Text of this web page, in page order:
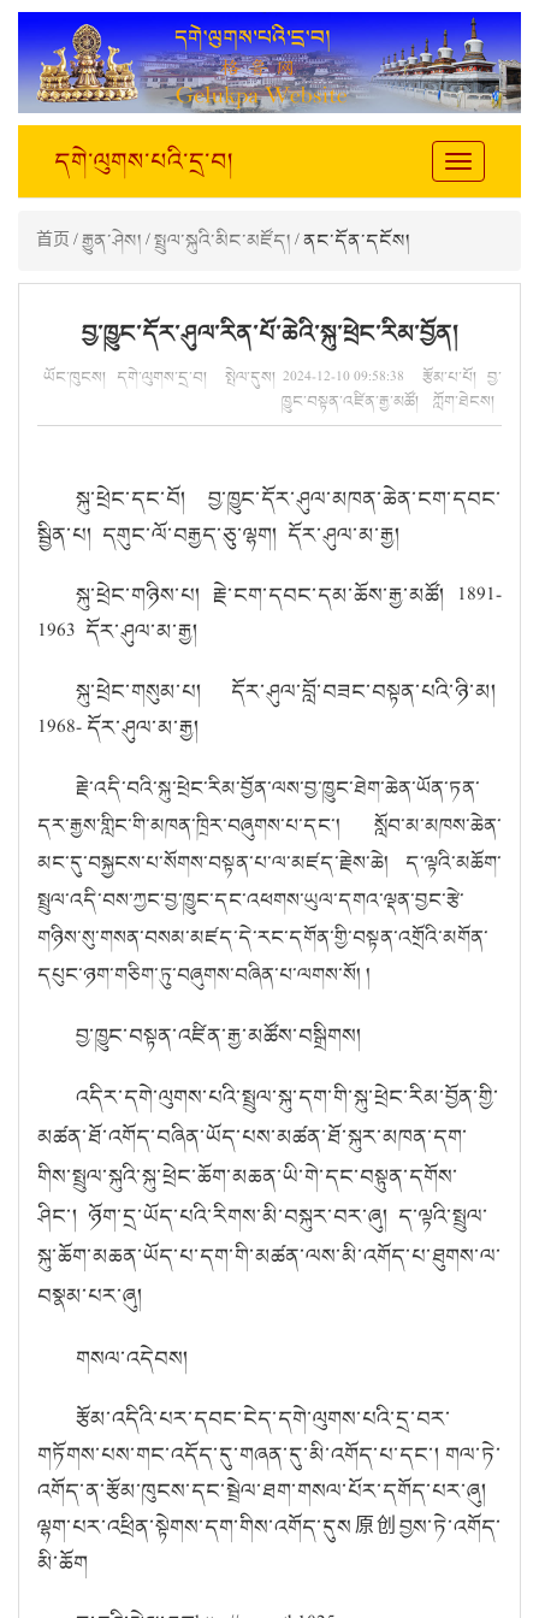
Toggle
navigation
དགེ་ལུགས་པའི་དྲ་བ།
首页/རྒྱུན་ཤེས།/སྤྲུལ་སྐུའི་མིང་མཛོད།/ ནང་དོན་དངོས།
བྱ་ཁྱུང་དོར་ཤུལ་རིན་པོ་ཆེའི་སྐུ་ཕྲེང་རིམ་བྱོན།
ཡོང་ཁུངས། དགེ་ལུགས་དྲ་བ། སྤེལ་དུས། 2024-12-10 09:58:38 རྩོམ་པ་པོ། བྱ་
ཁྱུང་བསྟན་འཛིན་རྒྱ་མཚོ། ཀློག་ཐེངས།
སྐུ་ཕྲེང་དང་བོ། བྱ་ཁྱུང་དོར་ཤུལ་མཁན་ཆེན་ངག་དབང་
སྦྱིན་པ། དགུང་ལོ་བརྒྱད་ཅུ་ལྷག། དོར་ཤུལ་མ་རྒྱ།
སྐུ་ཕྲེང་གཉིས་པ། རྗེ་ངག་དབང་དམ་ཆོས་རྒྱ་མཚོ། 1891-
1963 དོར་ཤུལ་མ་རྒྱ།
སྐུ་ཕྲེང་གསུམ་པ། དོར་ཤུལ་བློ་བཟང་བསྟན་པའི་ཉི་མ།
1968-དོར་ཤུལ་མ་རྒྱ།
རྗེ་འདི་བའི་སྐུ་ཕྲེང་རིམ་བྱོན་ལས་བྱ་ཁྱུང་ཐེག་ཆེན་ཡོན་ཏན་
དར་རྒྱས་གླིང་གི་མཁན་ཁྲིར་བཞུགས་པ་དང་། སློབ་མ་མཁས་ཆེན་
མང་དུ་བསྐྱངས་པ་སོགས་བསྟན་པ་ལ་མཛད་རྗེས་ཆེ། ད་ལྟའི་མཆོག་
སྤྲུལ་འདི་བས་ཀྱང་བྱ་ཁྱུང་དང་འཕགས་ཡུལ་དགའ་ལྡན་བྱང་རྩེ་
གཉིས་སུ་གསན་བསམ་མཛད་དེ་རང་དགོན་གྱི་བསྟན་འགྲོའི་མགོན་
དཔུང་ཉག་གཅིག་ཏུ་བཞུགས་བཞིན་པ་ལགས་སོ། །
བྱ་ཁྱུང་བསྟན་འཛིན་རྒྱ་མཚོས་བསྒྲིགས།
འདིར་དགེ་ལུགས་པའི་སྤྲུལ་སྐུ་དག་གི་སྐུ་ཕྲེང་རིམ་བྱོན་གྱི་
མཚན་ཐོ་འགོད་བཞིན་ཡོད་པས་མཚན་ཐོ་སྐུར་མཁན་དག་
གིས་སྤྲུལ་སྐུའི་སྐུ་ཕྲེང་ཆོག་མཆན་ཡི་གེ་དང་བསྟུན་དགོས་
ཤིང་། ཉོག་དྲ་ཡོད་པའི་རིགས་མི་བསྐུར་བར་ཞུ། ད་ལྟའི་སྤྲུལ་
སྐུ་ཆོག་མཆན་ཡོད་པ་དག་གི་མཚན་ལས་མི་འགོད་པ་ཐུགས་ལ་
བསྣམ་པར་ཞུ།
གསལ་འདེབས།
རྩོམ་འདིའི་པར་དབང་ངེད་དགེ་ལུགས་པའི་དྲ་བར་
གཏོགས་པས་གང་འདོད་དུ་གཞན་དུ་མི་འགོད་པ་དང་། གལ་ཏེ་
འགོད་ན་རྩོམ་ཁུངས་དང་སྦྲེལ་ཐག་གསལ་པོར་དགོད་པར་ཞུ།
ལྷག་པར་འཕྲིན་སྟེགས་དག་གིས་འགོད་དུས原创བྱས་ཏེ་འགོད་
མི་ཆོག